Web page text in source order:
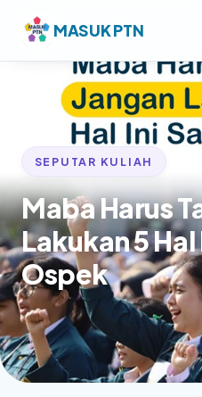
MASUK PTN
SEPUTAR KULIAH
Maba Harus
Lakukan 5
Ospek